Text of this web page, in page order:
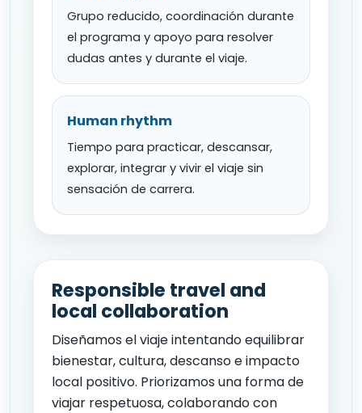
Grupo reducido, coordinación durante
el programa y apoyo para resolver
dudas antes y durante el viaje.
Human rhythm
Tiempo para practicar, descansar,
explorar, integrar y vivir el viaje sin
sensación de carrera.
Responsible travel and
local collaboration
Diseñamos el viaje intentando equilibrar
bienestar, cultura, descanso e impacto
local positivo. Priorizamos una forma de
viajar respetuosa, colaborando con